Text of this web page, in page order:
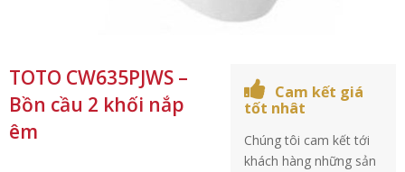
TOTO CW635PJWS –
Bồn cầu 2 khối nắp
êm
Cam kết giá
tốt nhât
Chúng tôi cam kết tới
khách hàng những sản